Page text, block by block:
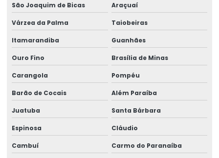
São Joaquim de Bicas Araçuaí
Várzea da Palma Taiobeiras
Itamarandiba Guanhães
Ouro Fino Brasília de Minas
Carangola Pompéu
Barão de Cocais Além Paraíba
Juatuba Santa Bárbara
Espinosa Cláudio
Cambuí Carmo do Paranaíba